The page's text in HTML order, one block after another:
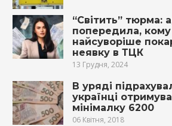
“Світить” тюрма:
попередила,
найсуворіше
неявку в ТЦК
13 Грудня, 2024
В уряді
українці
мінімалку 6200
06 Квітня, 2018